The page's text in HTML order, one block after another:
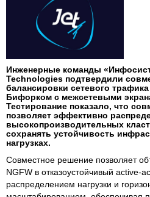
Инженерные команды
Technologies подтвердили
балансировки сетевого
Бифорком с межсетевыми
Тестирование показало, что
позволяет эффективно
высокопроизводительных
сохранять устойчивость
нагрузках.
Совместное решение позволяет
NGFW в отказоустойчивый active-
распределением нагрузки и